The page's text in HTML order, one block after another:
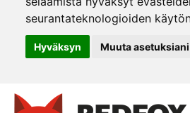
seurantateknologioiden
Hyväksyn Muuta asetuksiani